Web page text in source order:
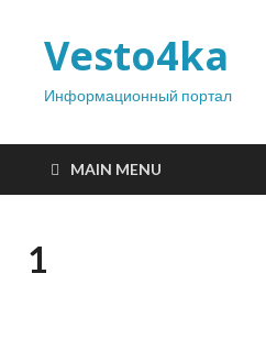
Vesto4ka
Информационный портал
MAIN MENU
1